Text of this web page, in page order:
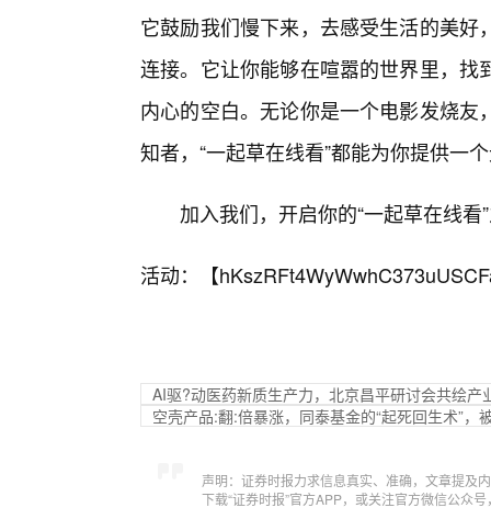
它鼓励我们慢下来，去感受生活的美
连接。它让你能够在喧嚣的世界里，
内心的空白。无论你是一个电影发烧
知者，“一起草在线看”都能为你提供一
加入我们，开启你的“一起草在线
活动：【
AI驱?动医药新质生产力，北京昌平研讨会共绘产
空壳产品:翻:倍暴涨，同泰基金的“起死回生术”，
声明：证券时报力求信息真实、准确，文章提及
下载“证券时报”官方APP，或关注官方微信公众